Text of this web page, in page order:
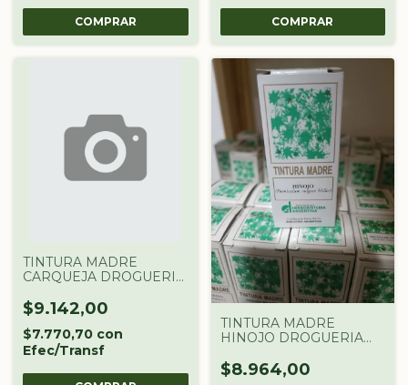
TINTURA MADRE
CARQUEJA DROGUERIA
$9.142,00
$7.770,70 con
Efec/Transf
TINTURA MADRE
HINOJO DROGUERIA
$8.964,00